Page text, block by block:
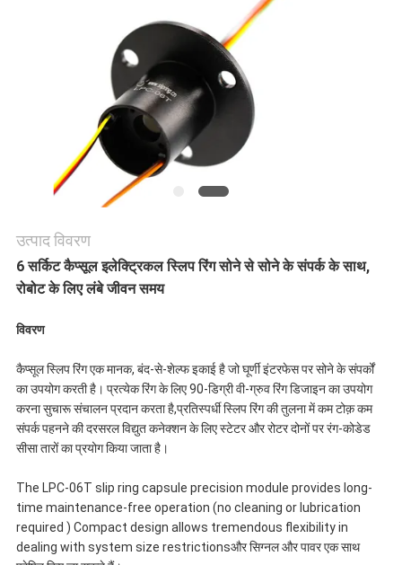
PRIVACY
POLICY
उत्पाद विवरण
6 सर्किट कैप्सूल इलेक्ट्रिकल स्लिप रिंग सोने से सोने के संपर्क के साथ,
रोबोट के लिए लंबे जीवन समय
विवरण
कैप्सूल स्लिप रिंग एक मानक, बंद-से-शेल्फ इकाई है जो घूर्णी इंटरफेस पर सोने के संपर्कों
का उपयोग करती है। प्रत्येक रिंग के लिए 90-डिग्री वी-ग्रुव रिंग डिजाइन का उपयोग
करना सुचारू संचालन प्रदान करता है,प्रतिस्पर्धी स्लिप रिंग की तुलना में कम टोक़ कम
संपर्क पहनने की दरसरल विद्युत कनेक्शन के लिए स्टेटर और रोटर दोनों पर रंग-कोडेड
सीसा तारों का प्रयोग किया जाता है।
The LPC-06T slip ring capsule precision module provides long-
time maintenance-free operation (no cleaning or lubrication
required ) Compact design allows tremendous flexibility in
dealing with system size restrictionsऔर सिग्नल और पावर एक साथ